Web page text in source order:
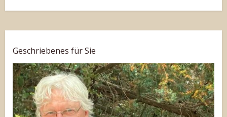
Geschriebenes für Sie